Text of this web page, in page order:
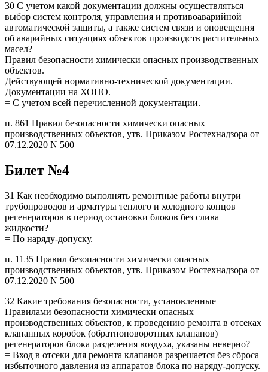
30 С учетом какой документации должны осуществляться
выбор систем контроля, управления и противоаварийной
автоматической защиты, а также систем связи и оповещения
об аварийных ситуациях объектов производств растительных
масел?
Правил безопасности химически опасных производственных
объектов.
Действующей нормативно-технической документации.
Документации на ХОПО.
= С учетом всей перечисленной документации.
п. 861 Правил безопасности химически опасных
производственных объектов, утв. Приказом Ростехнадзора от
07.12.2020 N 500
Билет №4
31 Как необходимо выполнять ремонтные работы внутри
трубопроводов и арматуры теплого и холодного концов
регенераторов в период остановки блоков без слива
жидкости?
= По наряду-допуску.
п. 1135 Правил безопасности химически опасных
производственных объектов, утв. Приказом Ростехнадзора от
07.12.2020 N 500
32 Какие требования безопасности, установленные
Правилами безопасности химически опасных
производственных объектов, к проведению ремонта в отсеках
клапанных коробок (обратноповоротных клапанов)
регенераторов блока разделения воздуха, указаны неверно?
= Вход в отсеки для ремонта клапанов разрешается без сброса
избыточного давления из аппаратов блока по наряду-допуску.